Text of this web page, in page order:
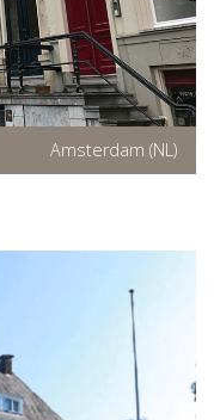
Amsterdam (NL)